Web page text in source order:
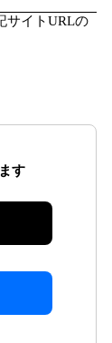
サイトURLの
す